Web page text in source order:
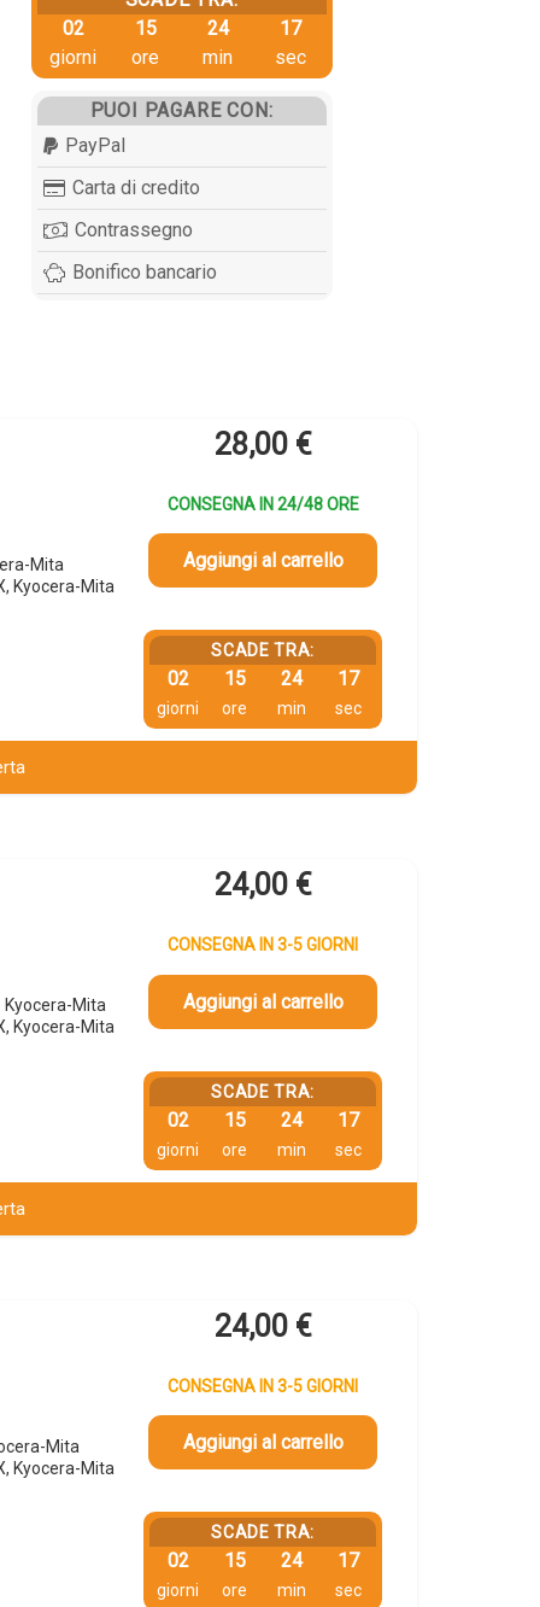
02
giorni
15
ore
24
min
16
sec
PUOI PAGARE CON:
PayPal
Carta di credito
Contrassegno
Bonifico bancario
Mita
Kyocera-Mita
28,00 €
CONSEGNA IN 24/48 ORE
Aggiungi al carrello
SCADE TRA:
02
giorni
15
ore
24
min
16
sec
Kyocera-Mita
Kyocera-Mita
24,00 €
CONSEGNA IN 3-5 GIORNI
Aggiungi al carrello
SCADE TRA:
02
giorni
15
ore
24
min
16
sec
Mita
Kyocera-Mita
24,00 €
CONSEGNA IN 3-5 GIORNI
Aggiungi al carrello
SCADE TRA:
02
giorni
15
ore
24
min
16
sec